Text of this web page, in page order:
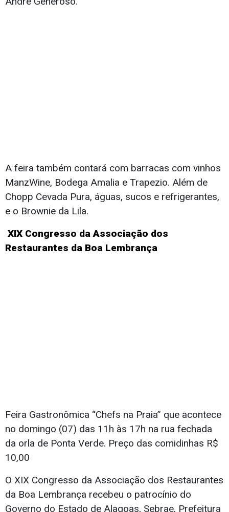
A feira também contará com barracas com vinhos
ManzWine, Bodega Amalia e Trapezio. Além de
Chopp Cevada Pura, águas, sucos e refrigerantes,
e o Brownie da Lila.
XIX Congresso da Associação dos
Restaurantes da Boa Lembrança
Feira Gastronômica “Chefs na Praia” que acontece
no domingo (07) das 11h às 17h na rua fechada
da orla de Ponta Verde. Preço das comidinhas R$
10,00
O XIX Congresso da Associação dos Restaurantes
da Boa Lembrança recebeu o patrocínio do
Governo do Estado de Alagoas, Sebrae, Prefeitura